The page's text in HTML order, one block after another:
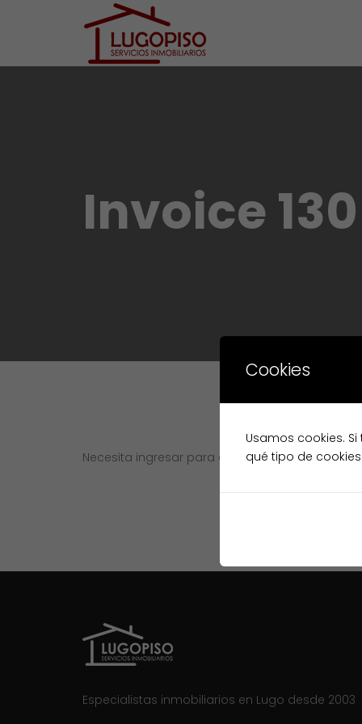
Invoice
Necesita ingresar para continuar Ingreso
Especialistas inmobiliarios en Lugo desde 2003
Cookies
Usamos cookies.
qué tipo de